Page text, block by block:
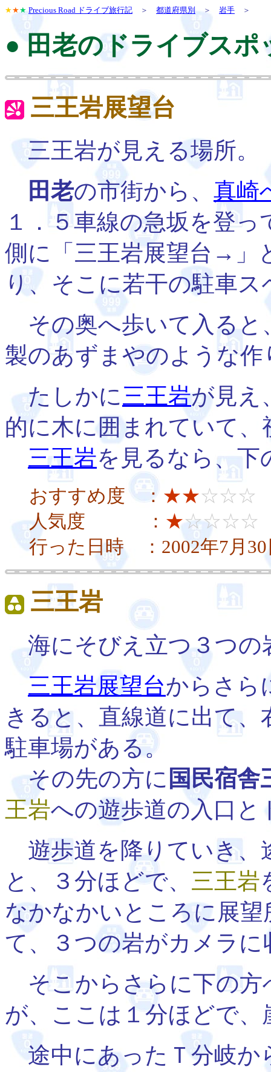
★★★ Precious Road ドライブ旅行記 ＞ 都道府県別＞ 岩手 ＞
● 田老のドライブスポ
三王岩展望台
三王岩が見える場所。
田老の市街から、 真崎
１．５車線の急坂を登
側に「三王岩展望台→」
り、そこに若干の駐車
その奥へ歩いて入ると
製のあずまやのような作
たしかに三王岩が見え
的に木に囲まれていて
三王岩を見るなら、下
おすすめ度 ： ★★☆☆☆
人気度 ： ★☆☆☆☆
行った日時 ：2002年7月
三王岩
海にそびえ立つ３つの
三王岩展望台からさら
きると、直線道に出て、
駐車場がある。
その先の方に 国民宿舎
王岩への遊歩道の入口と
遊歩道を降りていき、
と、３分ほどで、 三王岩
なかなかいところに展
て、３つの岩がカメラ
そこからさらに下の方
が、ここは１分ほどで
途中にあったＴ分岐か